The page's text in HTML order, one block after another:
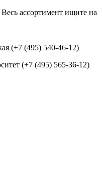
ассортимент ищите на
(+7 (495) 540-46-12)
(+7 (495) 565-36-12)